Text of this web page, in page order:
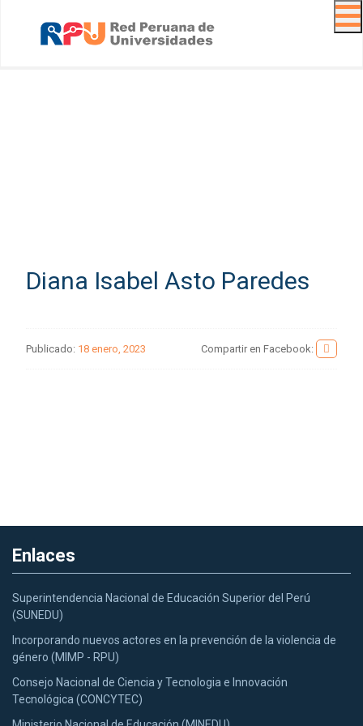
Diana Isabel Asto Paredes
Publicado: 18 enero, 2023 Compartir en Facebook:
Enlaces
Superintendencia Nacional de Educación Superior del Perú
(SUNEDU)
Incorporando nuevos actores en la prevención de la violencia de
género (MIMP - RPU)
Consejo Nacional de Ciencia y Tecnologia e Innovación
Tecnológica (CONCYTEC)